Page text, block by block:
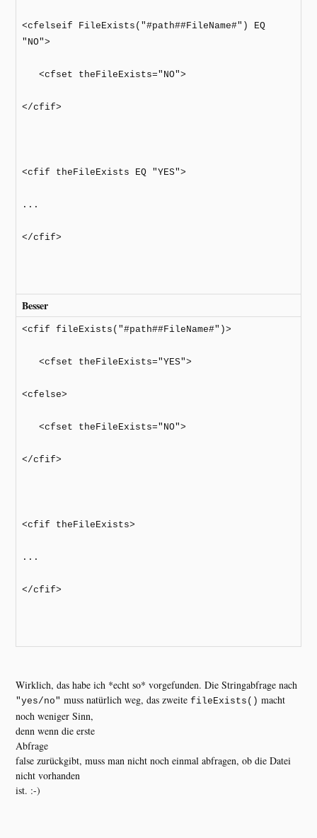
<cfelseif FileExists("#path##FileName#") EQ
"NO">
<cfset theFileExists="NO">
</cfif>
<cfif theFileExists EQ "YES">
...
</cfif>
Besser
<cfif fileExists("#path##FileName#")>
<cfset theFileExists="YES">
<cfelse>
<cfset theFileExists="NO">
</cfif>
<cfif theFileExists>
...
</cfif>
Wirklich, das habe ich *echt so* vorgefunden. Die Stringabfrage nach
"yes/no" muss natürlich weg, das zweite fileExists() macht
noch weniger Sinn,
denn wenn die erste
Abfrage
false zurückgibt, muss man nicht noch einmal abfragen, ob die Datei
nicht vorhanden
ist. :-)